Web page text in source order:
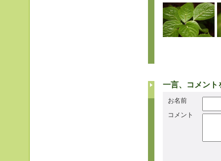
一言、コメント
お名前
コメント